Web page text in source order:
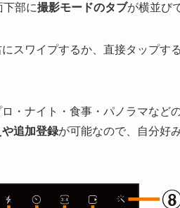
部に撮影モードのタブが横並び
スワイプするか、直接タップす
・ナイト・食事・パノラマなど
や追加登録が可能なので、自分好